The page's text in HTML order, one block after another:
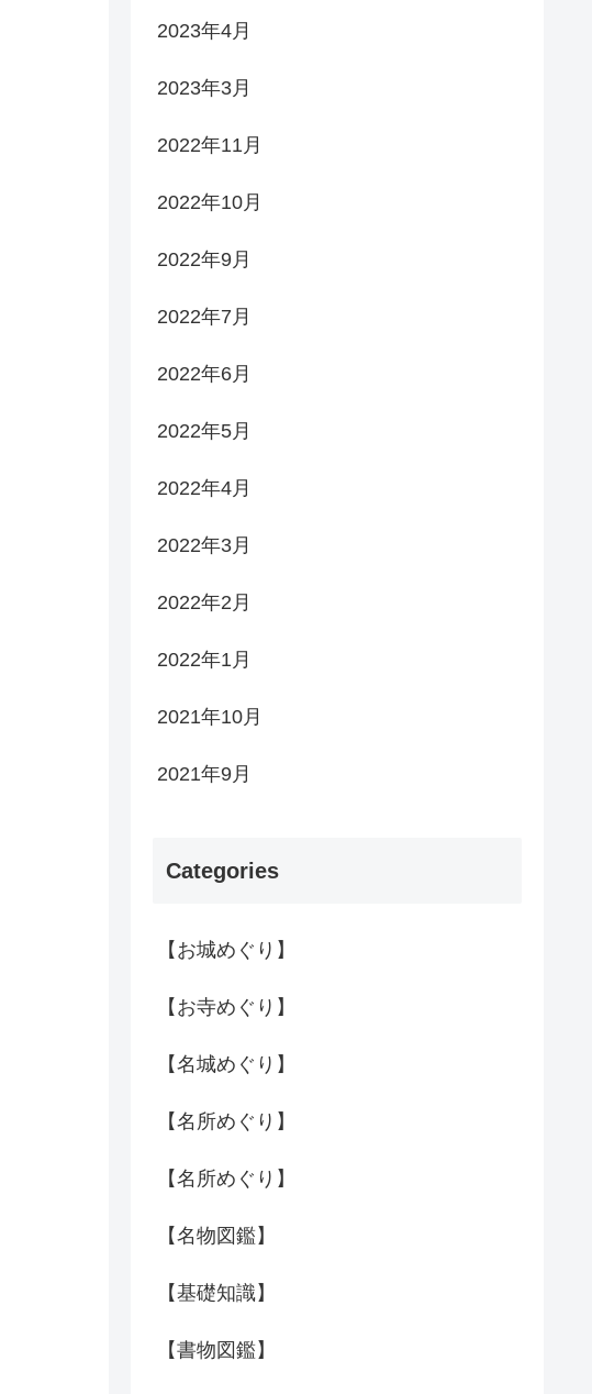
2023年4月
2023年3月
2022年11月
2022年10月
2022年9月
2022年7月
2022年6月
2022年5月
2022年4月
2022年3月
2022年2月
2022年1月
2021年10月
2021年9月
Categories
【お城めぐり】
【お寺めぐり】
【名城めぐり】
【名所めぐり】
【名所めぐり】
【名物図鑑】
【基礎知識】
【書物図鑑】